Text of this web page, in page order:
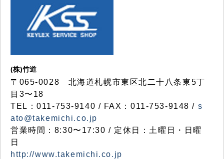
(株)竹道
〒065-0028 北海道札幌市東区北二十八条東5丁
目3〜18
TEL：011-753-9140 / FAX：011-753-9148 / s
ato@takemichi.co.jp
営業時間：8:30〜17:30 / 定休日：土曜日・日曜
日
http://www.takemichi.co.jp